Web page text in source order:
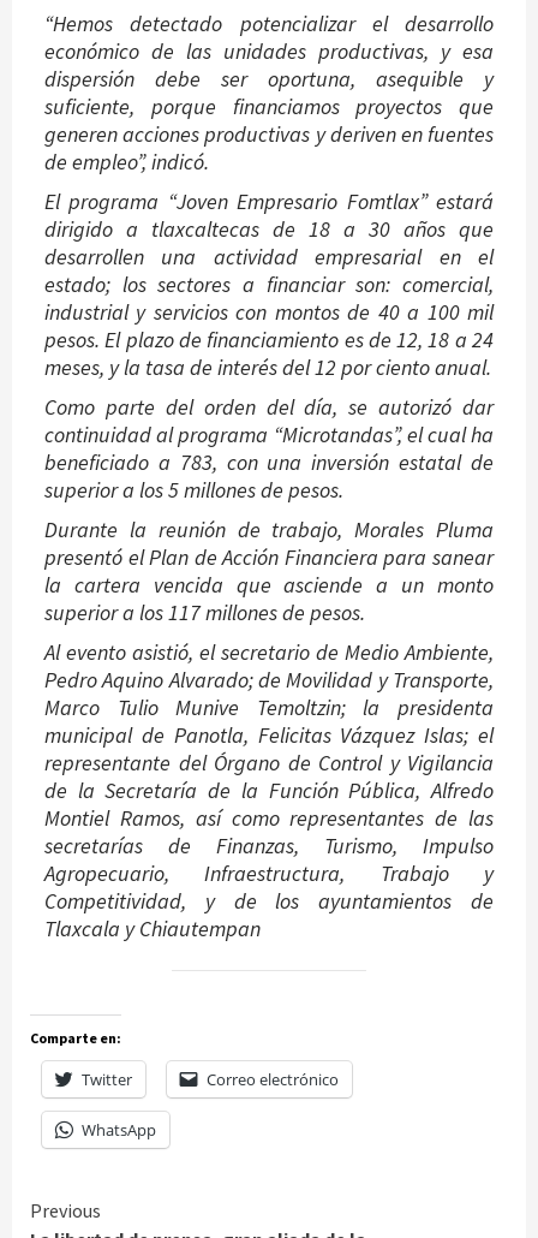
“Hemos detectado potencializar el desarrollo
económico de las unidades productivas, y esa
dispersión debe ser oportuna, asequible y
suficiente, porque financiamos proyectos que
generen acciones productivas y deriven en fuentes
de empleo”, indicó.
El programa “Joven Empresario Fomtlax” estará
dirigido a tlaxcaltecas de 18 a 30 años que
desarrollen una actividad empresarial en el
estado; los sectores a financiar son: comercial,
industrial y servicios con montos de 40 a 100 mil
pesos. El plazo de financiamiento es de 12, 18 a 24
meses, y la tasa de interés del 12 por ciento anual.
Como parte del orden del día, se autorizó dar
continuidad al programa “Microtandas”, el cual ha
beneficiado a 783, con una inversión estatal de
superior a los 5 millones de pesos.
Durante la reunión de trabajo, Morales Pluma
presentó el Plan de Acción Financiera para sanear
la cartera vencida que asciende a un monto
superior a los 117 millones de pesos.
Al evento asistió, el secretario de Medio Ambiente,
Pedro Aquino Alvarado; de Movilidad y Transporte,
Marco Tulio Munive Temoltzin; la presidenta
municipal de Panotla, Felicitas Vázquez Islas; el
representante del Órgano de Control y Vigilancia
de la Secretaría de la Función Pública, Alfredo
Montiel Ramos, así como representantes de las
secretarías de Finanzas, Turismo, Impulso
Agropecuario, Infraestructura, Trabajo y
Competitividad, y de los ayuntamientos de
Tlaxcala y Chiautempan
Comparte en:
Twitter Correo electrónico
WhatsApp
Continue
Previous